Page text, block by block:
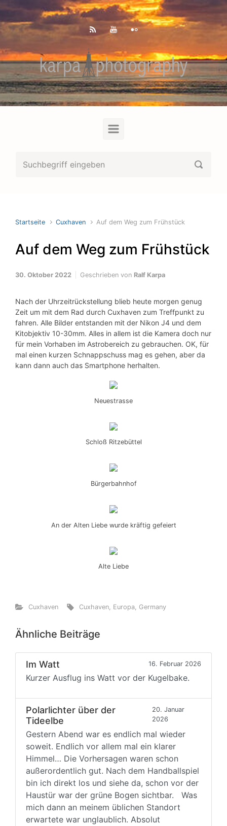
Zum Hauptinhalt springen
Startseite Cuxhaven Auf dem Weg zum Frühstück
Auf dem Weg zum Frühstück
30. Oktober 2022 Geschrieben von Ralf Karpa
Nach der Uhrzeitrückstellung blieb heute morgen genug
Zeit um mit dem Rad durch Cuxhaven zum Treffpunkt zu
fahren. Alle Bilder entstanden mit der Nikon J4 und dem
Kitobjektiv 10-30mm. Alles in allem ist die Kamera doch nur
für mein Vorhaben im Astrobereich zu gebrauchen. OK, für
mal einen kurzen Schnappschuss mag es gehen, aber da
kann dann auch das Smartphone herhalten.
Neuestrasse
Schloß Ritzebüttel
Bürgerbahnhof
An der Alten Liebe wurde kräftig gefeiert
Alte Liebe
Cuxhaven Cuxhaven Europa Germany
Ähnliche Beiträge
Im Watt 16. Februar 2026
Kurzer Ausflug ins Watt vor der Kugelbake.
Polarlichter über der
Tideelbe
20. Januar
2026
Gestern Abend war es endlich mal wieder
soweit. Endlich vor allem mal ein klarer
Himmel… Die Vorhersagen waren schon
außerordentlich gut. Nach dem Handballspiel
bin ich direkt los und siehe da, schon vor der
Haustür war der grüne Bogen sichtbar. Was
mich dann an meinem üblichen Standort
erwartete war unglaublich. Absolut